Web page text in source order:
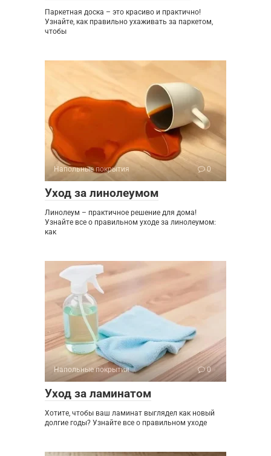
Паркетная доска – это красиво и практично!
Узнайте, как правильно ухаживать за паркетом,
чтобы
Напольные покрытия 0
Уход за линолеумом
Линолеум – практичное решение для дома!
Узнайте все о правильном уходе за линолеумом:
как
Напольные покрытия 0
Уход за ламинатом
Хотите, чтобы ваш ламинат выглядел как новый
долгие годы? Узнайте все о правильном уходе